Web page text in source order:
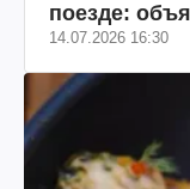
поезде:
14.07.2026 16:30